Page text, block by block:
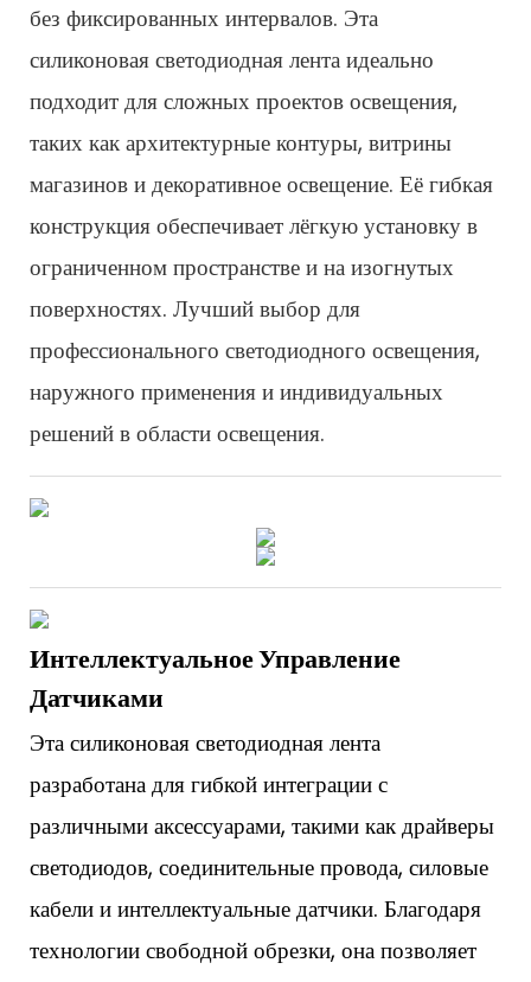
без фиксированных интервалов. Эта
силиконовая светодиодная лента идеально
подходит для сложных проектов освещения,
таких как архитектурные контуры, витрины
магазинов и декоративное освещение. Её гибкая
конструкция обеспечивает лёгкую установку в
ограниченном пространстве и на изогнутых
поверхностях. Лучший выбор для
профессионального светодиодного освещения,
наружного применения и индивидуальных
решений в области освещения.
Интеллектуальное Управление
Датчиками
Эта силиконовая светодиодная лента
разработана для гибкой интеграции с
различными аксессуарами, такими как драйверы
светодиодов, соединительные провода, силовые
кабели и интеллектуальные датчики. Благодаря
технологии свободной обрезки, она позволяет